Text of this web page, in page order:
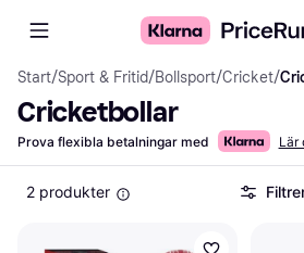
Start/Sport & Fritid/Bollsport/Cricket/
Cricketbollar
Prova flexibla betalningar med Lär
2 produkter